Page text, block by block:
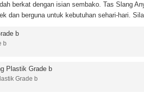
berkat dengan isian sembako. Tas Slang
dan berguna untuk kebutuhan sehari-hari.
b
Grade b